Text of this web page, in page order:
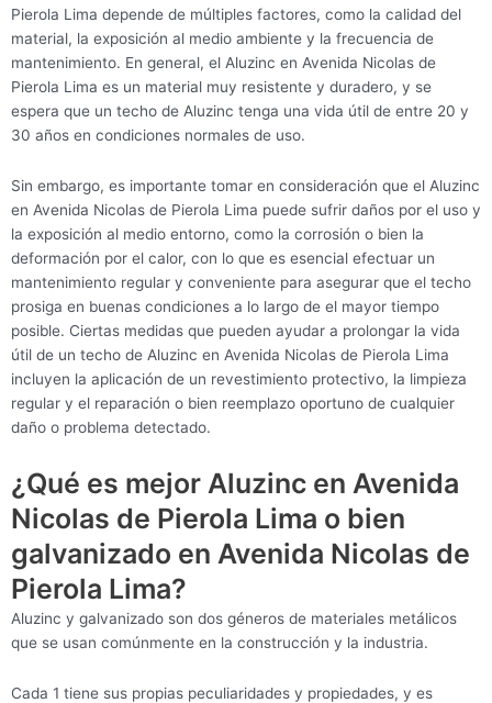
Pierola Lima depende de múltiples factores, como la calidad del
material, la exposición al medio ambiente y la frecuencia de
mantenimiento. En general, el Aluzinc en Avenida Nicolas de
Pierola Lima es un material muy resistente y duradero, y se
espera que un techo de Aluzinc tenga una vida útil de entre 20 y
30 años en condiciones normales de uso.
Sin embargo, es importante tomar en consideración que el Aluzinc
en Avenida Nicolas de Pierola Lima puede sufrir daños por el uso y
la exposición al medio entorno, como la corrosión o bien la
deformación por el calor, con lo que es esencial efectuar un
mantenimiento regular y conveniente para asegurar que el techo
prosiga en buenas condiciones a lo largo de el mayor tiempo
posible. Ciertas medidas que pueden ayudar a prolongar la vida
útil de un techo de Aluzinc en Avenida Nicolas de Pierola Lima
incluyen la aplicación de un revestimiento protectivo, la limpieza
regular y el reparación o bien reemplazo oportuno de cualquier
daño o problema detectado.
¿Qué es mejor Aluzinc en Avenida
Nicolas de Pierola Lima o bien
galvanizado en Avenida Nicolas de
Pierola Lima?
Aluzinc y galvanizado son dos géneros de materiales metálicos
que se usan comúnmente en la construcción y la industria.
Cada 1 tiene sus propias peculiaridades y propiedades, y es